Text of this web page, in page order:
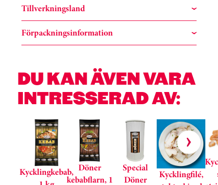
Tillverkningsland
Förpackningsinformation
DU KAN ÄVEN VARA
INTRESSERAD AV:
Hoppa över kortkarusell
Kycklingkebab, Döner
kebabflarn, 1
Special
Döner
Kycklingfilé,